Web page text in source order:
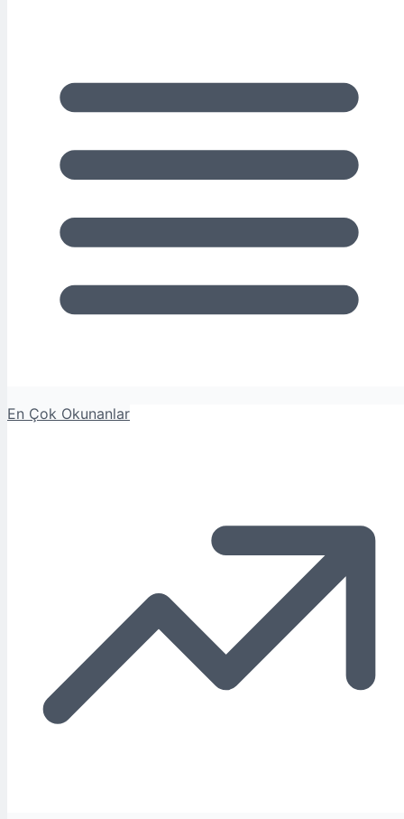
En Çok Okunanlar